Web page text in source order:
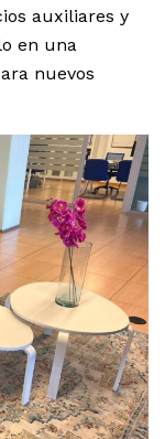
auxiliares y
en una
nuevos